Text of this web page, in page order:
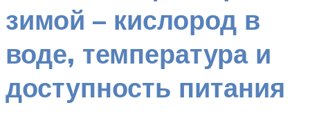
зимой – кислород в
воде, температура и
доступность питания